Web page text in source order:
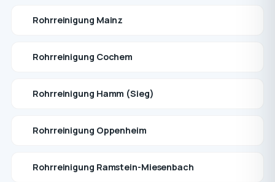
Rohrreinigung Mainz
Rohrreinigung Cochem
Rohrreinigung Hamm (Sieg)
Rohrreinigung Oppenheim
Rohrreinigung Ramstein-Miesenbach